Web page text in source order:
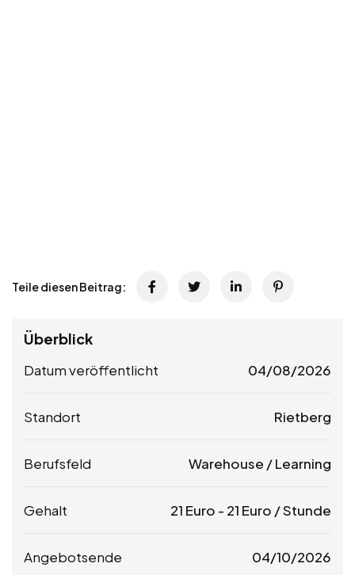
Teile diesen Beitrag:
Überblick
Datum veröffentlicht 04/08/2026
Standort Rietberg
Berufsfeld Warehouse / Learning
Gehalt 21 Euro - 21 Euro / Stunde
Angebotsende 04/10/2026